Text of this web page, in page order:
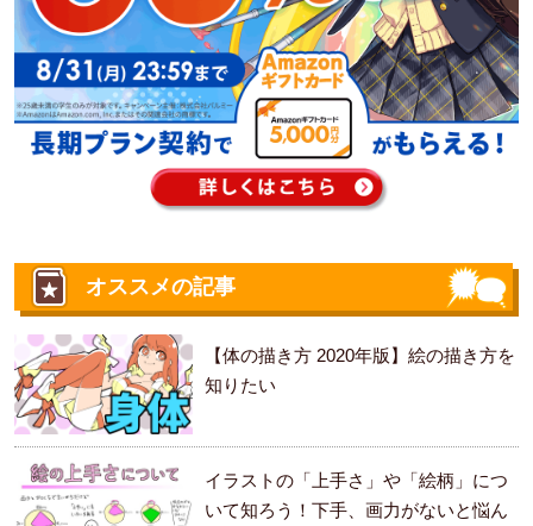
オススメの記事
【体の描き方 2020年版】絵の描き方を
知りたい
イラストの「上手さ」や「絵柄」につ
いて知ろう！下手、画力がないと悩ん